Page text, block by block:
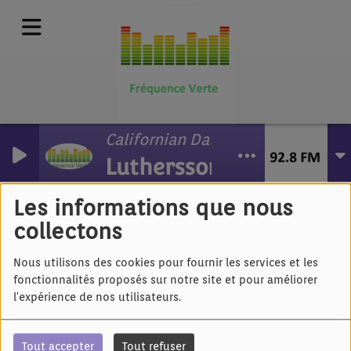
Les informations que nous
collectons
Nous utilisons des cookies pour fournir les services et les
fonctionnalités proposés sur notre site et pour améliorer
l'expérience de nos utilisateurs.
Tout accepter Tout refuser
Californian Danger Woman
Luthersson
Hervé Kérac - La ronde